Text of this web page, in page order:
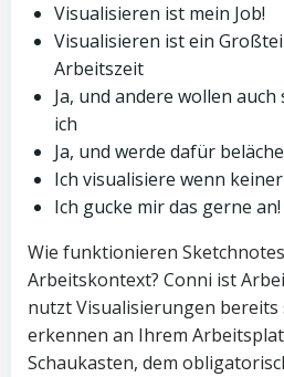
Visualisieren ist mein Job!
Visualisieren ist ein
Arbeitszeit
Ja, und andere wollen
ich
Ja, und werde dafür
Ich visualisiere wenn
Ich gucke mir das gerne an!
Wie funktionieren
Arbeitskontext? Conni ist
nutzt Visualisierungen bereits
erkennen an Ihrem
Schaukasten, dem